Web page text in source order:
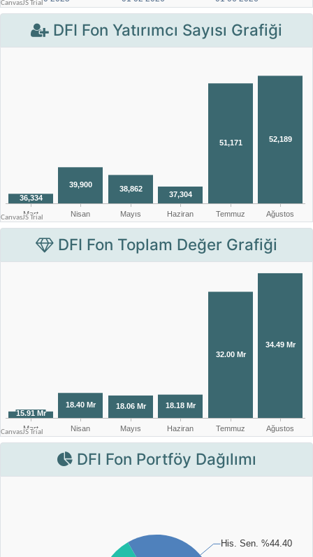
DFI Fon Yatırımcı Sayısı Grafiği
DFI Fon Toplam Değer Grafiği
DFI Fon Portföy Dağılımı